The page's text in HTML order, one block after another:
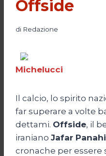
Offside
di Redazione
Michelucci
Il calcio, lo spirito
far superare a volte
dettami. Offside, il
iraniano Jafar Panahi
cronache per